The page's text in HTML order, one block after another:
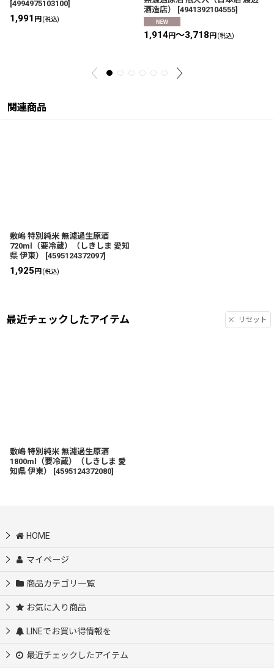
[4994975103100]
1,991 円 (税込)
酒造店）
[4941392104555]
1,914円～3,718 円 (税込)
関連商品
敷嶋 特別純米 無濾過生原酒
720ml（要冷蔵）（しきしま 愛知
県 伊東）
[4595124372097]
1,925 円 (税込)
最近チェックしたアイテム リセット
敷嶋 特別純米 無濾過生原酒
1800ml（要冷蔵）（しきしま 愛
知県 伊東）
[4595124372080]
HOME
マイページ
商品カテゴリ一覧
お気に入り商品
LINEでお買い得情報を
最近チェックしたアイテム